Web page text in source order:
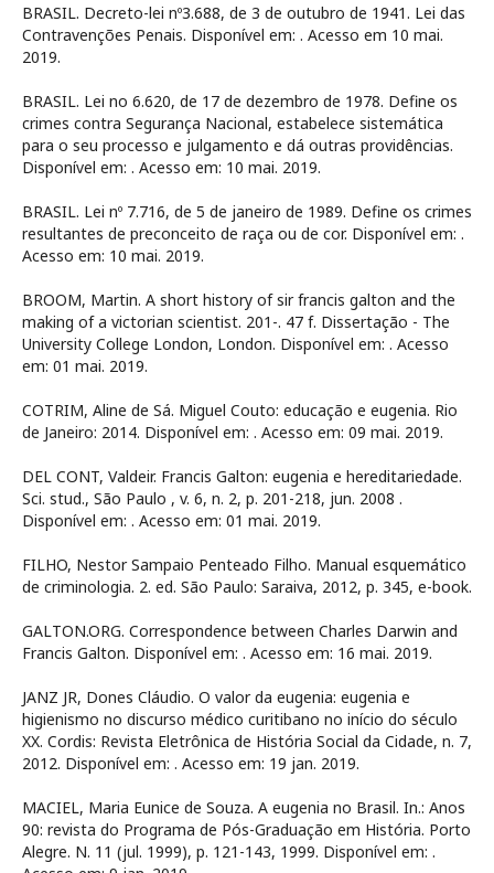
BRASIL. Decreto-lei nº3.688, de 3 de outubro de 1941. Lei das
Contravenções Penais. Disponível em: . Acesso em 10 mai.
2019.
BRASIL. Lei no 6.620, de 17 de dezembro de 1978. Define os
crimes contra Segurança Nacional, estabelece sistemática
para o seu processo e julgamento e dá outras providências.
Disponível em: . Acesso em: 10 mai. 2019.
BRASIL. Lei nº 7.716, de 5 de janeiro de 1989. Define os crimes
resultantes de preconceito de raça ou de cor. Disponível em: .
Acesso em: 10 mai. 2019.
BROOM, Martin. A short history of sir francis galton and the
making of a victorian scientist. 201-. 47 f. Dissertação - The
University College London, London. Disponível em: . Acesso
em: 01 mai. 2019.
COTRIM, Aline de Sá. Miguel Couto: educação e eugenia. Rio
de Janeiro: 2014. Disponível em: . Acesso em: 09 mai. 2019.
DEL CONT, Valdeir. Francis Galton: eugenia e hereditariedade.
Sci. stud., São Paulo , v. 6, n. 2, p. 201-218, jun. 2008 .
Disponível em: . Acesso em: 01 mai. 2019.
FILHO, Nestor Sampaio Penteado Filho. Manual esquemático
de criminologia. 2. ed. São Paulo: Saraiva, 2012, p. 345, e-book.
GALTON.ORG. Correspondence between Charles Darwin and
Francis Galton. Disponível em: . Acesso em: 16 mai. 2019.
JANZ JR, Dones Cláudio. O valor da eugenia: eugenia e
higienismo no discurso médico curitibano no início do século
XX. Cordis: Revista Eletrônica de História Social da Cidade, n. 7,
2012. Disponível em: . Acesso em: 19 jan. 2019.
MACIEL, Maria Eunice de Souza. A eugenia no Brasil. In.: Anos
90: revista do Programa de Pós-Graduação em História. Porto
Alegre. N. 11 (jul. 1999), p. 121-143, 1999. Disponível em: .